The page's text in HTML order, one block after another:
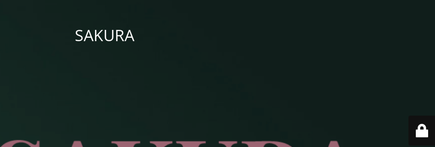
SAKURA